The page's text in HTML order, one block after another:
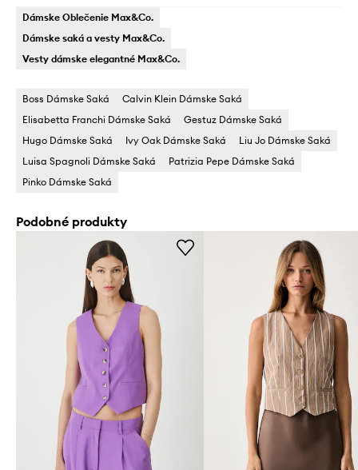
Dámske Oblečenie Max&Co.
Dámske saká a vesty Max&Co.
Vesty dámske elegantné Max&Co.
Boss Dámske Saká
Calvin Klein Dámske Saká
Elisabetta Franchi Dámske Saká
Gestuz Dámske Saká
Hugo Dámske Saká
Ivy Oak Dámske Saká
Liu Jo Dámske Saká
Luisa Spagnoli Dámske Saká
Patrizia Pepe Dámske Saká
Pinko Dámske Saká
Podobné produkty